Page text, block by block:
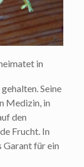
in
Seine
Medizin, in
den
Frucht. In
Garant für ein